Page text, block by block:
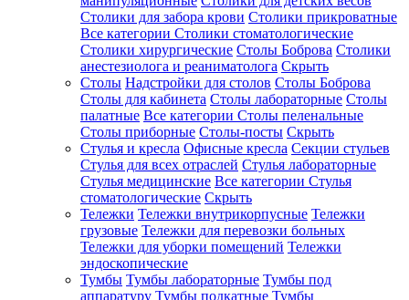
Столики для забора крови Столики прикроватные
Все категории Столики стоматологические
Столики хирургические Столы Боброва Столики
анестезиолога и реаниматолога Скрыть
Столы Надстройки для столов Столы Боброва
Столы для кабинета Столы лабораторные Столы
палатные Все категории Столы пеленальные
Столы приборные Столы-посты Скрыть
Стулья и кресла Офисные кресла Секции стульев
Стулья для всех отраслей Стулья лабораторные
Стулья медицинские Все категории Стулья
стоматологические Скрыть
Тележки Тележки внутрикорпусные Тележки
грузовые Тележки для перевозки больных
Тележки для уборки помещений Тележки
эндоскопические
Тумбы Тумбы лабораторные Тумбы под
аппаратуру Тумбы подкатные Тумбы